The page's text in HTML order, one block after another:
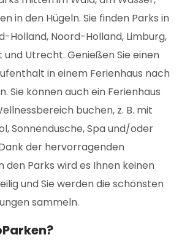
in den Hügeln. Sie finden Parks in
Holland, Noord-Holland, Limburg,
Utrecht. Genießen Sie einen
in einem Ferienhaus nach
Sie können auch ein Ferienhaus
buchen, z. B. mit
Sonnendusche, Spa und/oder
der hervorragenden
den Parks wird es Ihnen keinen
und Sie werden die schönsten
sammeln.